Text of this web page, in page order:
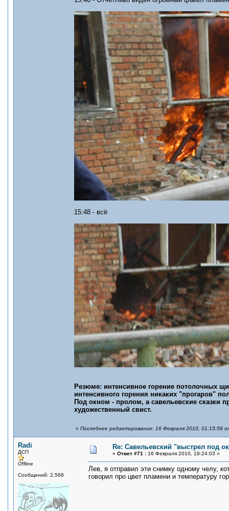
15:48 - всё
Резюме: интенсивное горение потолочных
интенсивного горения никаких "прогаров"
Под окном - пролом, а савельевские сказки
художественный свист.
« Последнее редактирование: 16 Февраля 2010, 01:15:58
Radi
ДСП
Offline
Сообщений: 2,568
Re: Савельевский "выстрел под
« Ответ #71 : 16 Февраля 2010, 19:24:03 »
Лев, я отправил эти снимку одному челу,
говорил про цвет пламени и температуру